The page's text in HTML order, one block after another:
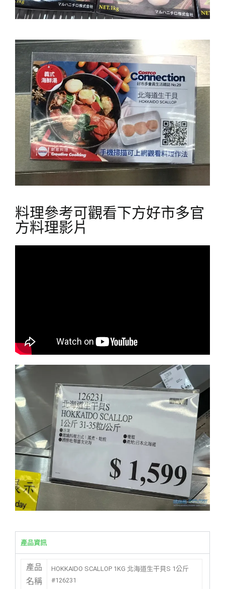
料理參考可觀看下方好市多官
方料理影片
產品資訊
產品
名稱
HOKKAIDO SCALLOP 1KG 北海道生干貝S 1公斤
#126231